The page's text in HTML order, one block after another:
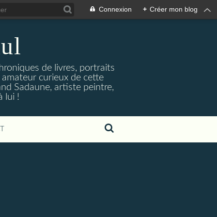
Connexion + Créer mon blog
de livres, portraits
curieux de cette
Sadaune, artiste peintre,
lui !